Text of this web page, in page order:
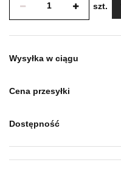
szt.
Wysyłka w ciągu
Cena przesyłki
Dostępność